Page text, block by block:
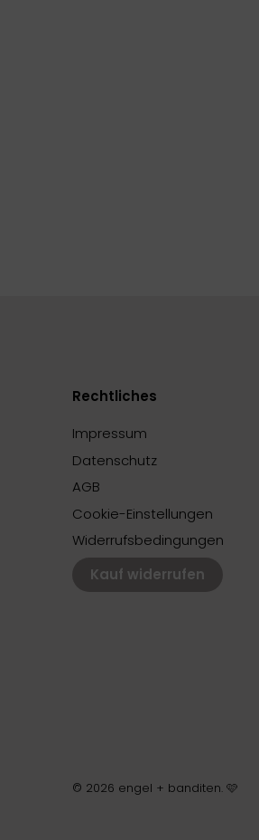
Rechtliches
Impressum
Datenschutz
AGB
Cookie-Einstellungen
Widerrufsbedingungen
Kauf widerrufen
© 2026 engel + banditen. 🩷